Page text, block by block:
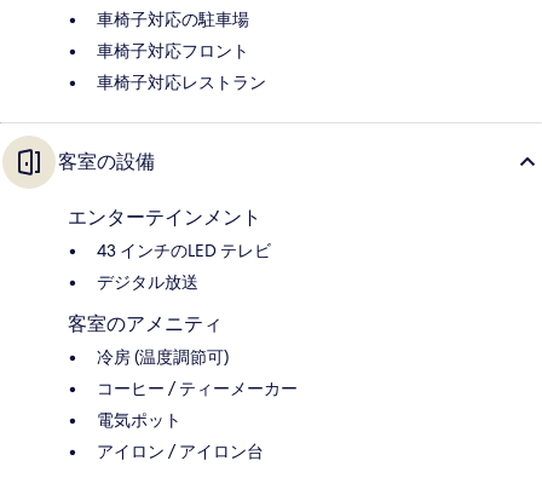
車椅子対応の駐車場
車椅子対応フロント
車椅子対応レストラン
客室の設備
エンターテインメント
43 インチのLED テレビ
デジタル放送
客室のアメニティ
冷房 (温度調節可)
コーヒー / ティーメーカー
電気ポット
アイロン / アイロン台